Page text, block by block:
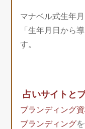
マナベル式生年
「生年月日から
す。
占いサイトと
ブランディング
ブランディング